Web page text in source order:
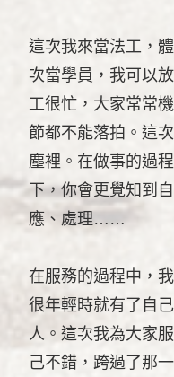
這次我來當法工，
次當學員，我可以
工很忙，大家常常
節都不能落拍。這
塵裡。在做事的過
下，你會更覺知到
應、處理……
在服務的過程中，
很年輕時就有了自
人。這次我為大家
己不錯，跨過了那